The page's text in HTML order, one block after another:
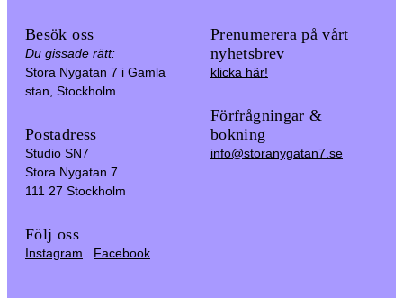
Besök oss
Du gissade rätt:
Stora Nygatan 7 i Gamla
stan, Stockholm
Postadress
Studio SN7
Stora Nygatan 7
111 27 Stockholm
Följ oss
Instagram Facebook
Prenumerera på vårt
nyhetsbrev
klicka här!
Förfrågningar &
bokning
info@storanygatan7.se